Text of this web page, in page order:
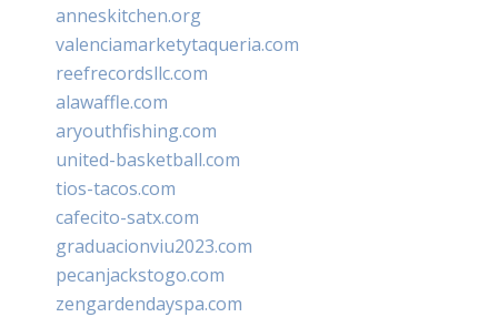
anneskitchen.org
valenciamarketytaqueria.com
reefrecordsllc.com
alawaffle.com
aryouthfishing.com
united-basketball.com
tios-tacos.com
cafecito-satx.com
graduacionviu2023.com
pecanjackstogo.com
zengardendayspa.com